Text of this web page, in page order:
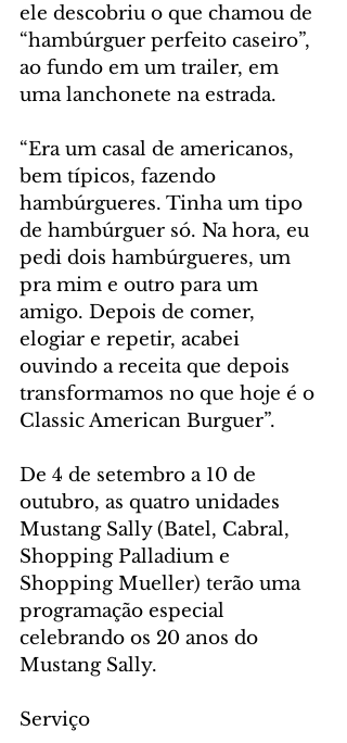
ele descobriu o que chamou de
“hambúrguer perfeito caseiro”,
ao fundo em um trailer, em
uma lanchonete na estrada.
“Era um casal de americanos,
bem típicos, fazendo
hambúrgueres. Tinha um tipo
de hambúrguer só. Na hora, eu
pedi dois hambúrgueres, um
pra mim e outro para um
amigo. Depois de comer,
elogiar e repetir, acabei
ouvindo a receita que depois
transformamos no que hoje é o
Classic American Burguer”.
De 4 de setembro a 10 de
outubro, as quatro unidades
Mustang Sally (Batel, Cabral,
Shopping Palladium e
Shopping Mueller) terão uma
programação especial
celebrando os 20 anos do
Mustang Sally.
Serviço